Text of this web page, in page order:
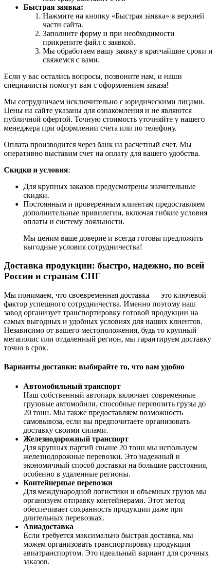
Быстрая заявка:
Нажмите на кнопку «Быстрая заявка» в верхней
части сайта.
Заполните форму и при необходимости
прикрепите файл с заявкой.
Мы обработаем вашу заявку в кратчайшие сроки и
свяжемся с вами.
Если у вас остались вопросы, позвоните нам, и наши
специалисты помогут вам с оформлением заказа!
Мы сотрудничаем исключительно с юридическими лицами.
Цены на сайте указаны для ознакомления и не являются
публичной офертой. Точную стоимость уточняйте у нашего
менеджера при оформлении счета или по телефону.
Оплата производится через банк на расчетный счет. Мы
оперативно выставим счет на оплату для вашего удобства.
Скидки и условия:
Для крупных заказов предусмотрены значительные
скидки.
Постоянным и проверенным клиентам предоставляем
дополнительные привилегии, включая гибкие условия
оплаты и систему лояльности.
Мы ценим ваше доверие и всегда готовы предложить
выгодные условия сотрудничества!
Доставка продукции: быстро, надежно, по всей
России и странам СНГ
Мы понимаем, что своевременная доставка — это ключевой
фактор успешного сотрудничества. Именно поэтому наш
завод организует транспортировку готовой продукции на
самых выгодных и удобных условиях для наших клиентов.
Независимо от вашего местоположения, будь то крупный
мегаполис или отдаленный регион, мы гарантируем доставку
точно в срок.
Варианты доставки: выбирайте то, что вам удобно
Автомобильный транспорт
Наш собственный автопарк включает современные
грузовые автомобили, способные перевозить грузы до
20 тонн. Мы также предоставляем возможность
самовывоза, если вы предпочитаете организовать
доставку своими силами.
Железнодорожный транспорт
Для крупных партий свыше 20 тонн мы используем
железнодорожные перевозки. Это надежный и
экономичный способ доставки на большие расстояния,
особенно в удаленные регионы.
Контейнерные перевозки
Для международной логистики и объемных грузов мы
организуем отправку контейнерами. Этот метод
обеспечивает сохранность продукции даже при
длительных перевозках.
Авиадоставка
Если требуется максимально быстрая доставка, мы
можем организовать транспортировку продукции
авиатранспортом. Это идеальный вариант для срочных
заказов.